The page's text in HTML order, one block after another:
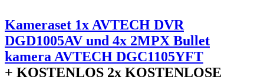
Kameraset 1x AVTECH DVR
DGD1005AV und 4x 2MPX Bullet
kamera AVTECH DGC1105YFT
+ KOSTENLOS 2x KOSTENLOSE